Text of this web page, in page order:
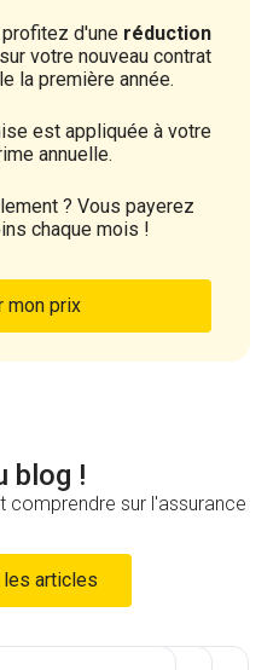
profitez d'une réduction
sur votre nouveau contrat
la première année.
est appliquée à votre
annuelle.
? Vous payerez
chaque mois !
mon prix
blog !
comprendre sur l'assurance
les articles